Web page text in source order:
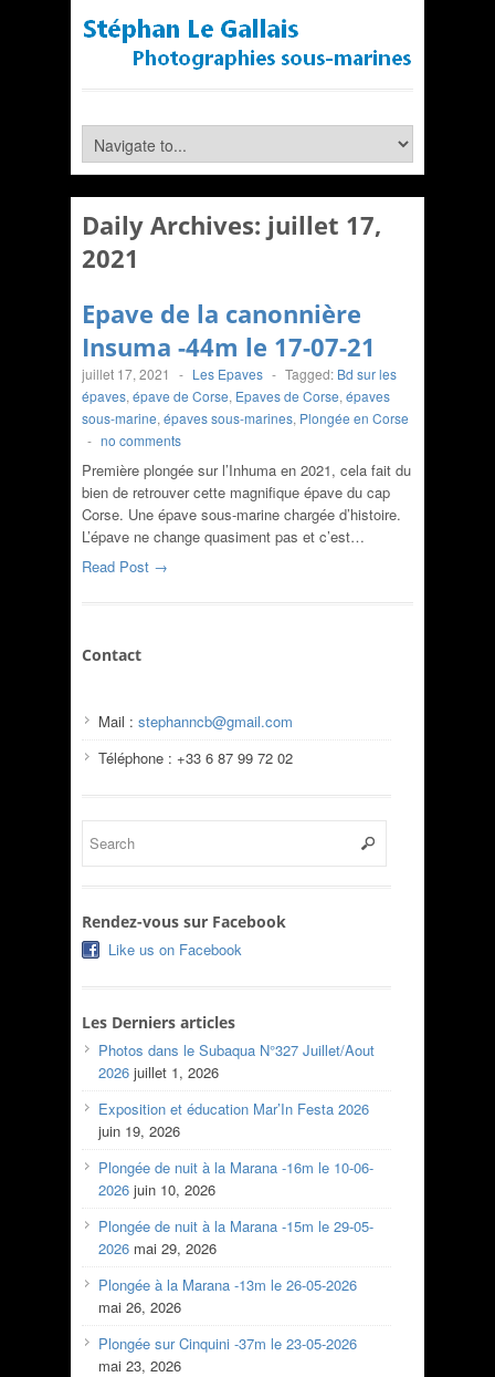
Daily Archives: juillet 17,
2021
Epave de la canonnière
Insuma -44m le 17-07-21
juillet 17, 2021 - Les Epaves - Tagged: Bd sur les
épaves, épave de Corse, Epaves de Corse, épaves
sous-marine, épaves sous-marines, Plongée en Corse
- no comments
Première plongée sur l’Inhuma en 2021, cela fait du
bien de retrouver cette magnifique épave du cap
Corse. Une épave sous-marine chargée d’histoire.
L’épave ne change quasiment pas et c’est…
Read Post →
Contact
Mail : stephanncb@gmail.com
Téléphone : +33 6 87 99 72 02
Rendez-vous sur Facebook
Like us on Facebook
Les Derniers articles
Photos dans le Subaqua N°327 Juillet/Aout
2026 juillet 1, 2026
Exposition et éducation Mar’In Festa 2026
juin 19, 2026
Plongée de nuit à la Marana -16m le 10-06-
2026 juin 10, 2026
Plongée de nuit à la Marana -15m le 29-05-
2026 mai 29, 2026
Plongée à la Marana -13m le 26-05-2026
mai 26, 2026
Plongée sur Cinquini -37m le 23-05-2026
mai 23, 2026